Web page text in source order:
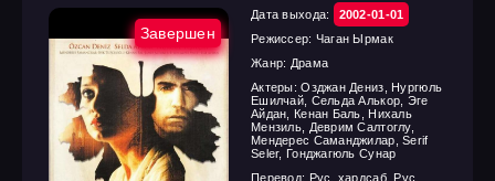
Завершен
Дата выхода:
2002-01-01
Режиссер: Чаган Ырмак
Жанр: Драма
Актеры:Озджан Дениз, Нургюль
Ешилчай, Сельда Алькор, Эге
Айдан, Кенан Баль, Нихаль
Мензиль, Деврим Салтоглу,
Мендерес Саманджилар, Serif
Seler, Гонджагюль Сунар
Перевод: Рус. хардсаб, Рус.